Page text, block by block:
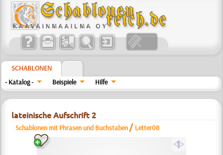
SCHABLONEN
- Katalog -
Beispiele Hilfe
lateinische Aufschrift 2
Schablonen mit Phrasen und Buchstaben / Letter08
a